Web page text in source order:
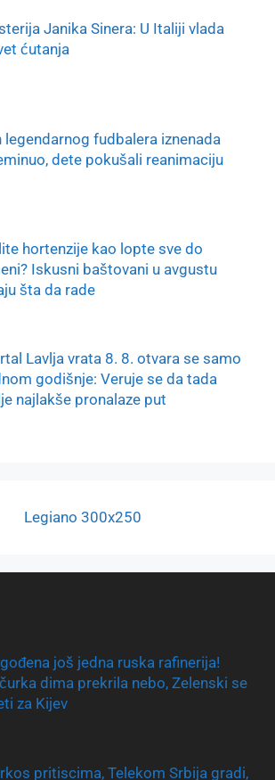
Janika Sinera: U Italiji vlada
ćutanja
legendarnog fudbalera iznenada
dete pokušali reanimaciju
hortenzije kao lopte sve do
Iskusni baštovani u avgustu
šta da rade
Lavlja vrata 8. 8. otvara se samo
godišnje: Veruje se da tada
najlakše pronalaze put
još jedna ruska rafinerija!
dima prekrila nebo, Zelenski se
za Kijev
pritiscima, Telekom Srbija gradi,